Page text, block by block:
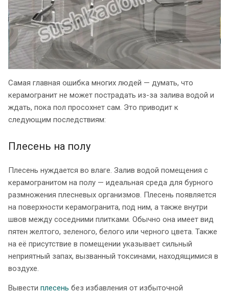
Самая главная ошибка многих людей — думать, что
керамогранит не может пострадать из-за залива водой и
ждать, пока пол просохнет сам. Это приводит к
следующим последствиям:
Плесень на полу
Плесень нуждается во влаге. Залив водой помещения с
керамогранитом на полу — идеальная среда для бурного
размножения плесневых организмов. Плесень появляется
на поверхности керамогранита, под ним, а также внутри
швов между соседними плитками. Обычно она имеет вид
пятен желтого, зеленого, белого или черного цвета. Также
на её присутствие в помещении указывает сильный
неприятный запах, вызванный токсинами, находящимися в
воздухе.
Вывести плесень без избавления от избыточной